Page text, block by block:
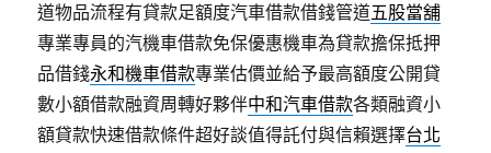
道物品流程有貸款足額度汽車借款借錢管道五股當舖
專業專員的汽機車借款免保優惠機車為貸款擔保抵押
品借錢永和機車借款專業估價並給予最高額度公開貸
數小額借款融資周轉好夥伴中和汽車借款各類融資小
額貸款快速借款條件超好談值得託付與信賴選擇台北